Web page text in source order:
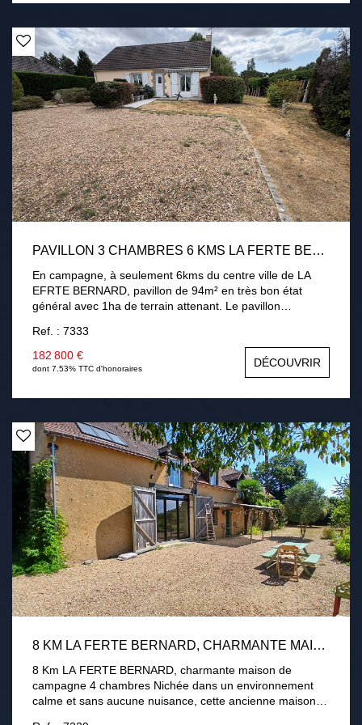
PAVILLON 3 CHAMBRES 6 KMS LA FERTE BERNARD 1HA DE TERRAIN
En campagne, à seulement 6kms du centre ville de LA
EFRTE BERNARD, pavillon de 94m² en très bon état
général avec 1ha de terrain attenant. Le pavillon
salon-séjour avec poêle à granulés, une chambre, une
salle d'eau. En demi palier deux chambres. Garage,
buanderie. Menuiseries PVC double vitrage volets
roulants électrique. Assainissement par fosse toutes eaux
conforme. Terrain de 1 hectare divisé en près et verger
Ref. : 7333
182 800 €
dont 7.53% TTC d'honoraires DÉCOUVRIR
8 KM LA FERTE BERNARD, CHARMANTE MAISON DE CAMPAGNE 4 CHAMBRES
8 Km LA FERTE BERNARD, charmante maison de
campagne 4 chambres Nichée dans un environnement
calme et sans aucune nuisance, cette ancienne maison